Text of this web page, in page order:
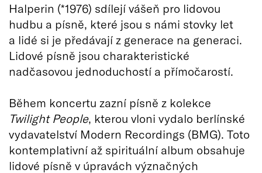
Halperin (*1976) sdílejí vášeň pro lidovou
hudbu a písně, které jsou s námi stovky let
a lidé si je předávají z generace na generaci.
Lidové písně jsou charakteristické
nadčasovou jednoduchostí a přímočarostí.
Během koncertu zazní písně z kolekce
Twilight People, kterou vloni vydalo berlínské
vydavatelství Modern Recordings (BMG). Toto
kontemplativní až spirituální album obsahuje
lidové písně v úpravách význačných